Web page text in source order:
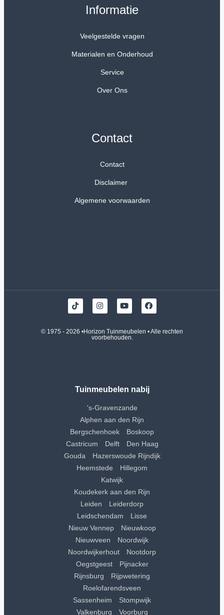
Informatie
Veelgestelde vragen
Materialen en Onderhoud
Service
Over Ons
Contact
Contact
Disclaimer
Algemene voorwaarden
© 1975 - 2026 •Horizon Tuinmeubelen • Alle rechten
voorbehouden.
Tuinmeubelen nabij
's-Gravenzande
Alphen aan den Rijn
Bergschenhoek
Boskoop
Castricum
Delft
Den Haag
Gouda
Hazerswoude Rijndijk
Heemstede
Hillegom
Katwijk
Koudekerk aan den Rijn
Leiden
Leiderdorp
Leidschendam
Lisse
Nieuw Vennep
Nieuwkoop
Nieuwveen
Noordwijk
Noordwijkerhout
Nootdorp
Oegstgeest
Pijnacker
Rijnsburg
Rijpwetering
Roelofarendsveen
Sassenheim
Stompwijk
Valkenburg
Voorburg